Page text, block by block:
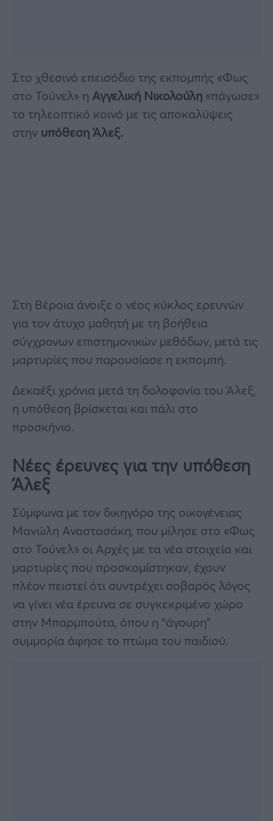
Στο χθεσινό επεισόδιο της εκπομπής «Φως
στο Τούνελ» η Αγγελική Νικολούλη «πάγωσε»
το τηλεοπτικό κοινό με τις αποκαλύψεις
στην υπόθεση Άλεξ.
Στη Βέροια άνοιξε ο νέος κύκλος ερευνών
για τον άτυχο μαθητή με τη βοήθεια
σύγχρονων επιστημονικών μεθόδων, μετά τις
μαρτυρίες που παρουσίασε η εκπομπή.
Δεκαέξι χρόνια μετά τη δολοφονία του Άλεξ,
η υπόθεση βρίσκεται και πάλι στο
προσκήνιο.
Νέες έρευνες για την υπόθεση
Άλεξ
Σύμφωνα με τον δικηγόρο της οικογένειας
Μανώλη Αναστασάκη, που μίλησε στο «Φως
στο Τούνελ» οι Αρχές με τα νέα στοιχεία και
μαρτυρίες που προσκομίστηκαν, έχουν
πλέον πειστεί ότι συντρέχει σοβαρός λόγος
να γίνει νέα έρευνα σε συγκεκριμένο χώρο
στην Μπαρμπούτα, όπου η “άγουρη”
συμμορία άφησε το πτώμα του παιδιού.